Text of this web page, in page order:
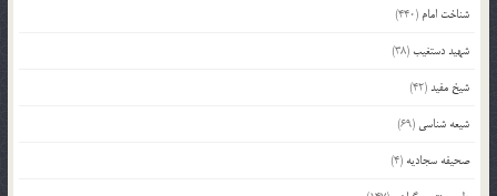
شناخت امام (440)
شهید دستغیب(38)
شیخ مفید(42)
شیعه شناسی (69)
صحیفه سجادیه (4)